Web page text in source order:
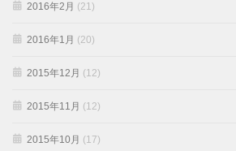
2016年2月 (21)
2016年1月 (20)
2015年12月 (12)
2015年11月 (12)
2015年10月 (17)